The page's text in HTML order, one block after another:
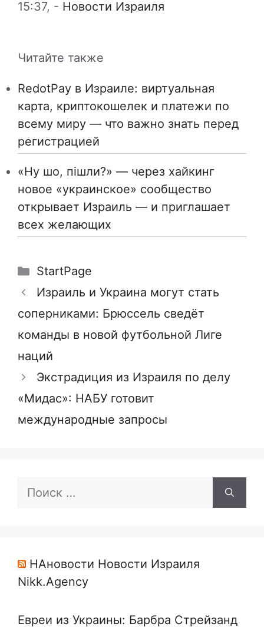
15:37, - Новости Израиля
Читайте также
RedotPay в Израиле: виртуальная
карта, криптокошелек и платежи по
всему миру — что важно знать перед
регистрацией
«Ну шо, пішли?» — через хайкинг
новое «украинское» сообщество
открывает Израиль — и приглашает
всех желающих
Рубрики
StartPage
Израиль и Украина могут стать
соперниками: Брюссель сведёт
команды в новой футбольной Лиге
наций
Экстрадиция из Израиля по делу
«Мидас»: НАБУ готовит
международные запросы
Поиск:
НАновости Новости Израиля
Nikk.Agency
Евреи из Украины: Барбра Стрейзанд